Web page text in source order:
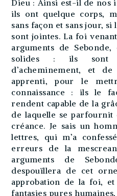
Dieu : Ainsi est-il de nos
ils ont quelque corps,
sans façon et sans jour,
sont jointes. La foi
arguments de
solides : ils sont
d’acheminement, et
apprenti, pour le
connaissance : ils le
rendent capable de la
de laquelle se
créance. Je sais un
lettres, qui m’a
erreurs de la
arguments de
despouïllera de cet
approbation de la foi,
fantasies pures